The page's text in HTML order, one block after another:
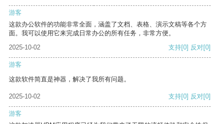
游客
这款办公软件的功能非常全面，涵盖了文档、表格、演示文稿等各个方
面。我可以使用它来完成日常办公的所有任务，非常方便。
2025-10-02
支持[0] 反对[0]
游客
这款软件简直是神器，解决了我所有问题。
2025-10-02 支持[0] 反对[0]
游客